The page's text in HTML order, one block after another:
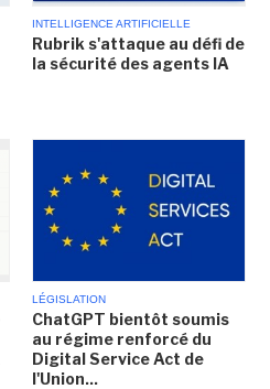
INTELLIGENCE ARTIFICIELLE
Rubrik s'attaque au défi de
la sécurité des agents IA
LÉGISLATION
ChatGPT bientôt soumis
au régime renforcé du
Digital Service Act de
l'Union...